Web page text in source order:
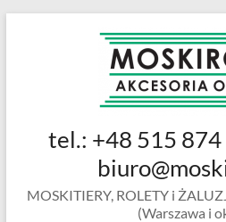
MOSKIROLET
siatki na
okienne |
tel.: +48 515
MOSKITIERY, ROLETY i
(Warszawa i